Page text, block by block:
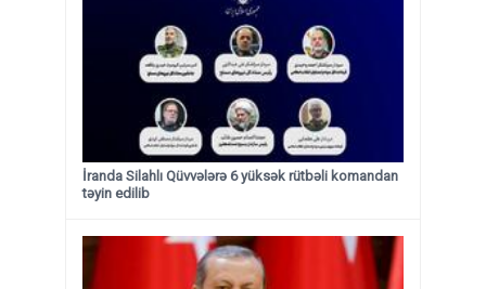
İranda Silahlı Qüvvələrə 6 yüksək rütbəli komandan
təyin edilib